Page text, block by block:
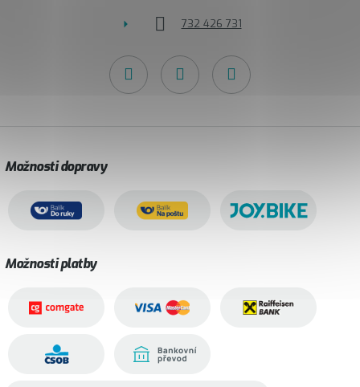
732 426 731
Možnosti dopravy
Možnosti platby